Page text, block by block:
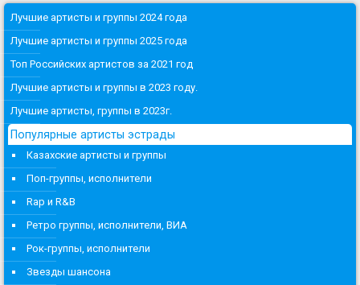
Лучшие артисты и группы 2024 года
Лучшие артисты и группы 2025 года
Топ Российских артистов за 2021 год
Лучшие артисты и группы в 2023 году.
Лучшие артисты, группы в 2023г.
Популярные артисты эстрады
Казахские артисты и группы
Поп-группы, исполнители
Rap и R&B
Ретро группы, исполнители, ВИА
Рок-группы, исполнители
Звезды шансона